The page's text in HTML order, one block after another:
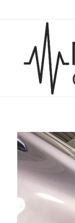
Puls Magazin
Zukunft der Mobilität